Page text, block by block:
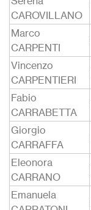
CAROVILLANO
Marco
CARPENTI
Vincenzo
CARPENTIERI
Fabio
CARRABETTA
Giorgio
CARRAFFA
Eleonora
CARRANO
Emanuela